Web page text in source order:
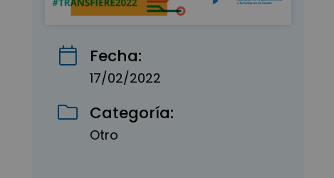
Fecha:
17/02/2022
Categoría:
Otro